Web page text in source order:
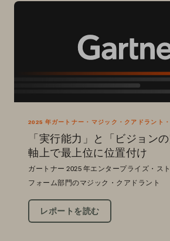
2025 年ガートナー・マジック・クアドラント
「実行能力」と「ビジョン
軸上で最上位に位置付け
ガートナー 2025 年エンタープライズ・ス
フォーム部門のマジック・クアドラント
レポートを読む